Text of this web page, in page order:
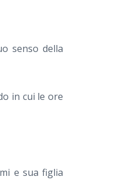
senso della
in cui le ore
e sua figlia